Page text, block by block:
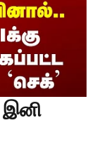
இனி